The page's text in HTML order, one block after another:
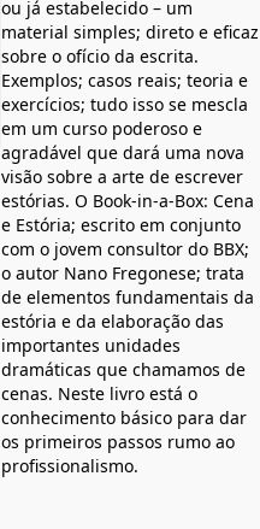
ou já estabelecido – um
material simples; direto e eficaz
sobre o ofício da escrita.
Exemplos; casos reais; teoria e
exercícios; tudo isso se mescla
em um curso poderoso e
agradável que dará uma nova
visão sobre a arte de escrever
estórias. O Book-in-a-Box: Cena
e Estória; escrito em conjunto
com o jovem consultor do BBX;
o autor Nano Fregonese; trata
de elementos fundamentais da
estória e da elaboração das
importantes unidades
dramáticas que chamamos de
cenas. Neste livro está o
conhecimento básico para dar
os primeiros passos rumo ao
profissionalismo.